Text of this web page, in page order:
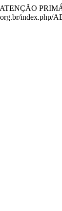
index.php/